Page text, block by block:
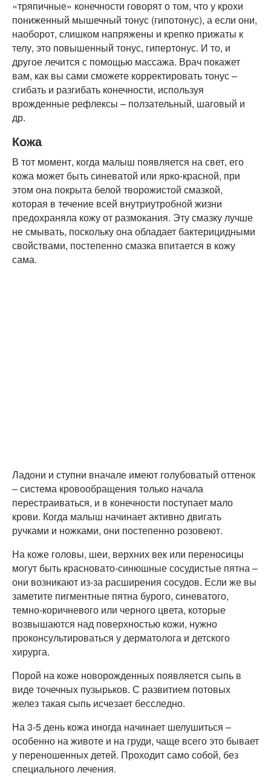
«тряпичные» конечности говорят о том, что у крохи
пониженный мышечный тонус (гипотонус), а если они,
наоборот, слишком напряжены и крепко прижаты к
телу, это повышенный тонус, гипертонус. И то, и
другое лечится с помощью массажа. Врач покажет
вам, как вы сами сможете корректировать тонус –
сгибать и разгибать конечности, используя
врожденные рефлексы – ползательный, шаговый и
др.
Кожа
В тот момент, когда малыш появляется на свет, его
кожа может быть синеватой или ярко-красной, при
этом она покрыта белой творожистой смазкой,
которая в течение всей внутриутробной жизни
предохраняла кожу от размокания. Эту смазку лучше
не смывать, поскольку она обладает бактерицидными
свойствами, постепенно смазка впитается в кожу
сама.
Ладони и ступни вначале имеют голубоватый оттенок
– система кровообращения только начала
перестраиваться, и в конечности поступает мало
крови. Когда малыш начинает активно двигать
ручками и ножками, они постепенно розовеют.
На коже головы, шеи, верхних век или переносицы
могут быть красновато-синюшные сосудистые пятна –
они возникают из-за расширения сосудов. Если же вы
заметите пигментные пятна бурого, синеватого,
темно-коричневого или черного цвета, которые
возвышаются над поверхностью кожи, нужно
проконсультироваться у дерматолога и детского
хирурга.
Порой на коже новорожденных появляется сыпь в
виде точечных пузырьков. С развитием потовых
желез такая сыпь исчезает бесследно.
На 3-5 день кожа иногда начинает шелушиться –
особенно на животе и на груди, чаще всего это бывает
у переношенных детей. Проходит само собой, без
специального лечения.